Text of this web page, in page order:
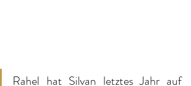
Rahel hat Silvan letztes Jahr auf